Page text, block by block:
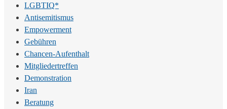
LGBTIQ*
Antisemitismus
Empowerment
Gebühren
Chancen-Aufenthalt
Mitgliedertreffen
Demonstration
Iran
Beratung